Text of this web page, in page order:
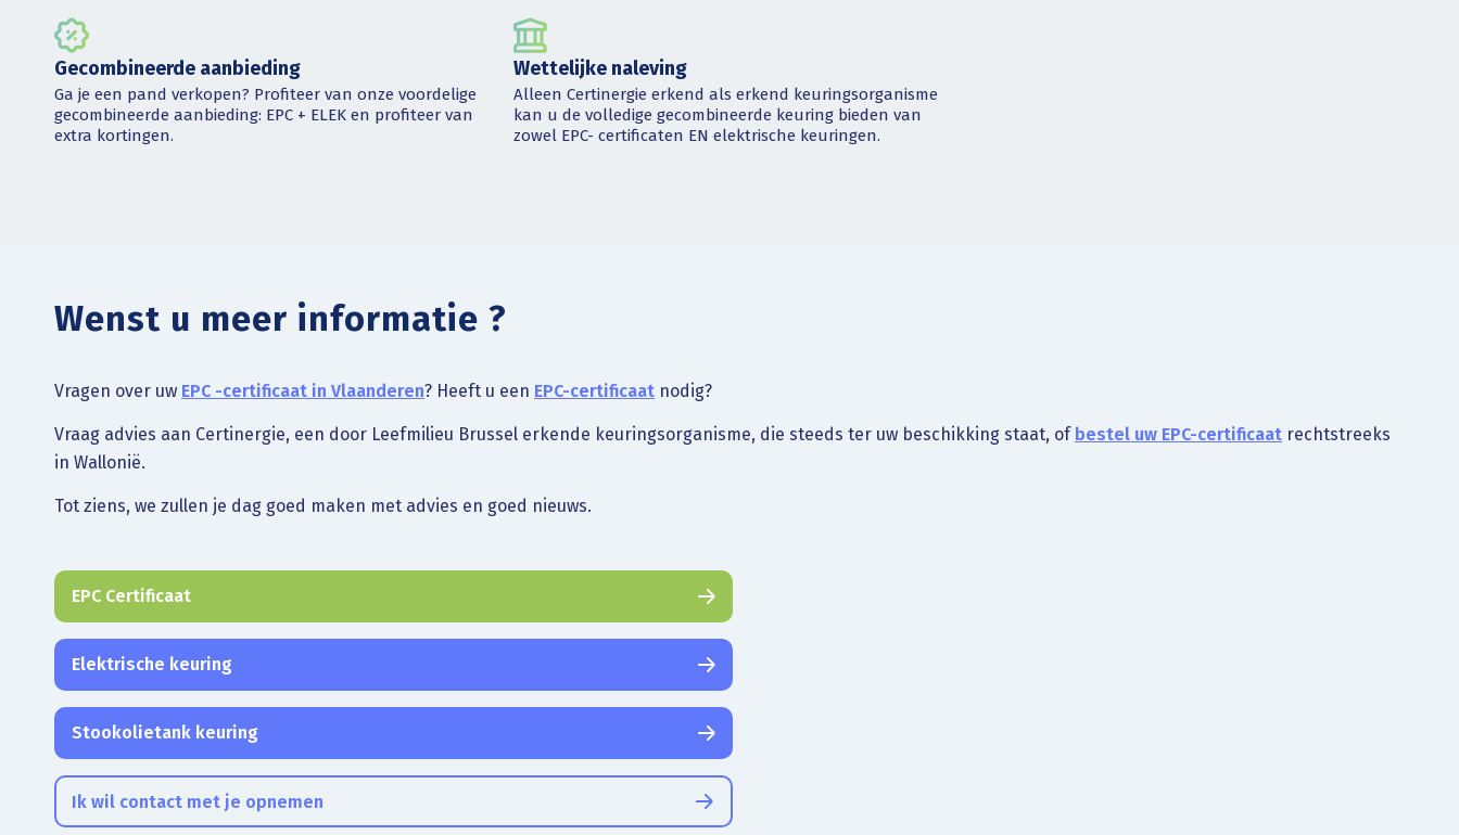
Gecombineerde aanbieding
Ga je een pand verkopen? Profiteer van onze voordelige
gecombineerde aanbieding: EPC + ELEK en profiteer van
extra kortingen.
Wettelijke naleving
Alleen Certinergie erkend als erkend keuringsorganisme
kan u de volledige gecombineerde keuring bieden van
zowel EPC- certificaten EN elektrische keuringen.
Wenst u meer informatie ?
Vragen over uw EPC -certificaat in Vlaanderen? Heeft u een EPC-certificaat nodig?
Vraag advies aan Certinergie, een door Leefmilieu Brussel erkende keuringsorganisme, die steeds ter uw beschikking staat, of bestel uw EPC-certificaat rechtstreeks
in Wallonië.
Tot ziens, we zullen je dag goed maken met advies en goed nieuws.
EPC Certificaat
Elektrische keuring
Stookolietank keuring
Ik wil contact met je opnemen